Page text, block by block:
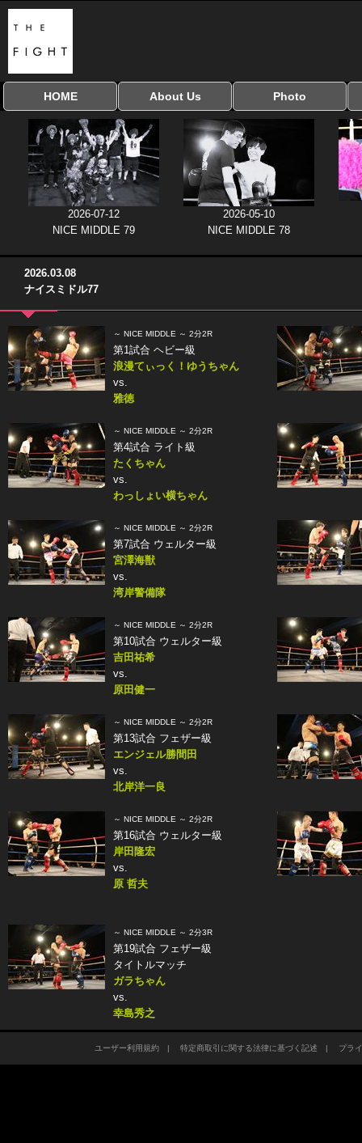
HOME
全興行を表示
ナイスミドル
アマチュアキック
協議会
全日本学生キック
建武館キッズ大会
Bigbang
おやじファイト
About Us
当サイトについて
はじめての方へ
Photo
2026-07-12
NICE MIDDLE 79
2026-05-10
NICE MIDDLE 78
2026.03.08
ナイスミドル77
～ NICE MIDDLE ～ 2分2R
第1試合 ヘビー級
浪漫てぃっく！ゆうちゃん
vs.
雅徳
～ NICE MIDDLE ～ 2分2R
第4試合 ライト級
たくちゃん
vs.
わっしょい横ちゃん
～ NICE MIDDLE ～ 2分2R
第7試合 ウェルター級
宮澤海獣
vs.
湾岸警備隊
～ NICE MIDDLE ～ 2分2R
第10試合 ウェルター級
吉田祐希
vs.
原田健一
～ NICE MIDDLE ～ 2分2R
第13試合 フェザー級
エンジェル勝間田
vs.
北岸洋一良
～ NICE MIDDLE ～ 2分2R
第16試合 ウェルター級
岸田隆宏
vs.
原 哲夫
～ NICE MIDDLE ～ 2分3R
第19試合 フェザー級
タイトルマッチ
ガラちゃん
vs.
幸島秀之
ユーザー利用規約| 特定商取引に関する法律に基づく記述 | プラ